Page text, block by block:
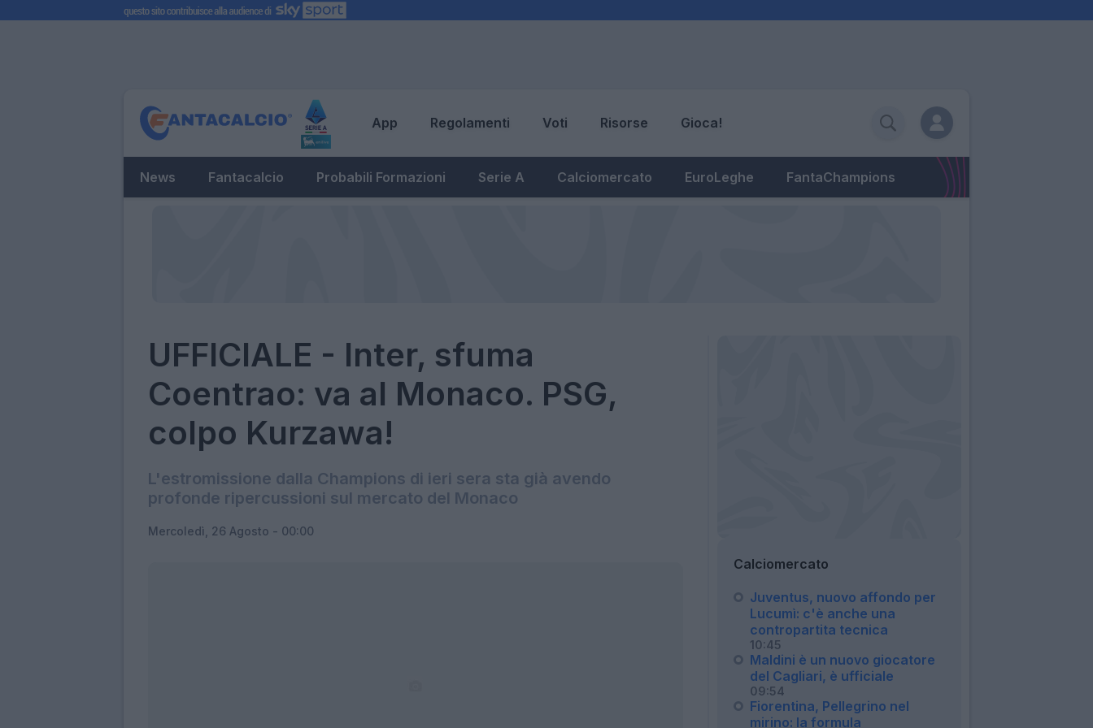
App Regolamenti Voti Risorse Gioca!
News Fantacalcio Probabili Formazioni Serie A Calciomercato EuroLeghe FantaChampions
UFFICIALE - Inter, sfuma
Coentrao: va al Monaco. PSG,
colpo Kurzawa!
L'estromissione dalla Champions di ieri sera sta già avendo
profonde ripercussioni sul mercato del Monaco
Mercoledì, 26 Agosto - 00:00
Calciomercato
Juventus, nuovo affondo per
Lucumì: c'è anche una
contropartita tecnica
10:45
Maldini è un nuovo giocatore
del Cagliari, è ufficiale
09:54
Fiorentina, Pellegrino nel
mirino: la formula